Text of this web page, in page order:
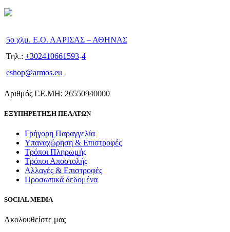
5ο χλμ. Ε.Ο. ΛΑΡΙΣΑΣ – ΑΘΗΝΑΣ
Τηλ.: +302410661593-4
eshop@armos.eu
Αριθμός Γ.Ε.ΜΗ: 26550940000
ΕΞΥΠΗΡΕΤΗΣΗ ΠΕΛΑΤΩΝ
Γρήγορη Παραγγελία
Υπαναχώρηση & Επιστροφές
Τρόποι Πληρωμής
Τρόποι Αποστολής
Αλλαγές & Επιστροφές
Προσωπικά δεδομένα
SOCIAL MEDIA
Ακολουθείστε μας